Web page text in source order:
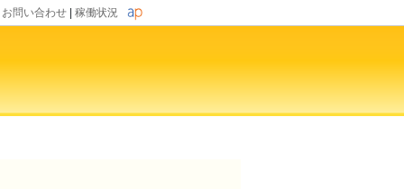
お問い合わせ 稼働状況